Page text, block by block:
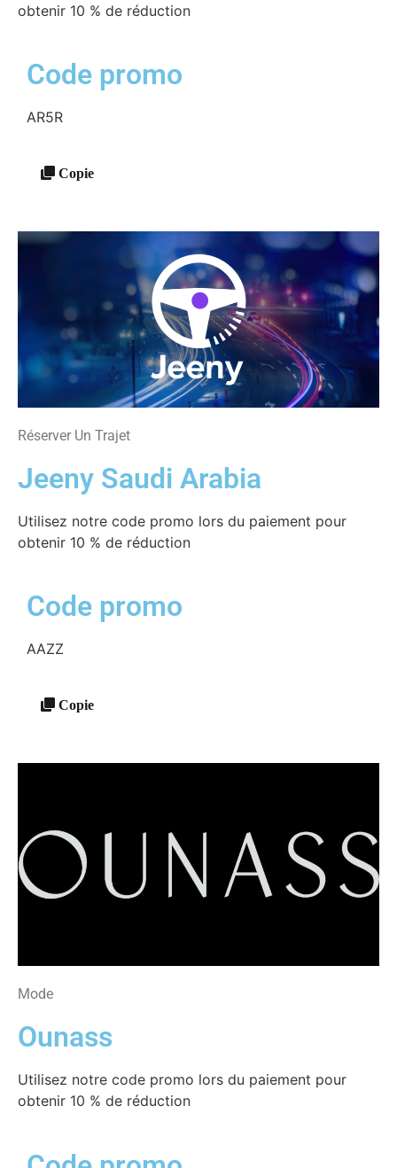
obtenir 10 % de réduction
Code promo
AR5R
Copie
Réserver Un Trajet
Jeeny Saudi Arabia
Utilisez notre code promo lors du paiement pour
obtenir 10 % de réduction
Code promo
AAZZ
Copie
Mode
Ounass
Utilisez notre code promo lors du paiement pour
obtenir 10 % de réduction